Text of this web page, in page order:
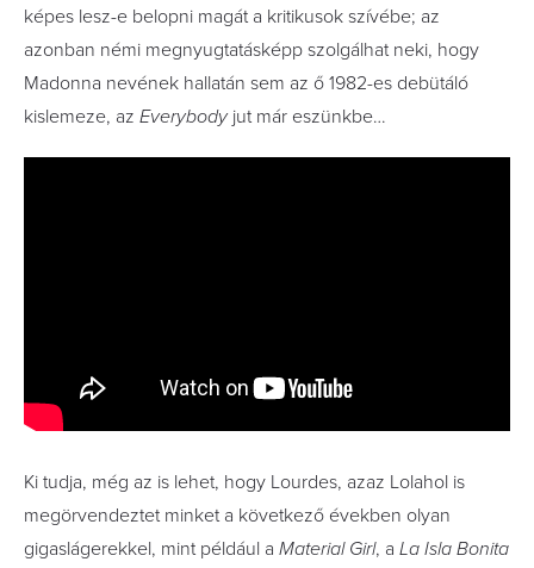
képes lesz-e belopni magát a kritikusok szívébe; az
azonban némi megnyugtatásképp szolgálhat neki, hogy
Madonna nevének hallatán sem az ő 1982-es debütáló
kislemeze, az Everybodyjut már eszünkbe…
Ki tudja, még az is lehet, hogy Lourdes, azaz Lolahol is
megörvendeztet minket a következő években olyan
gigaslágerekkel, mint például a Material Girl, a La Isla Bonita